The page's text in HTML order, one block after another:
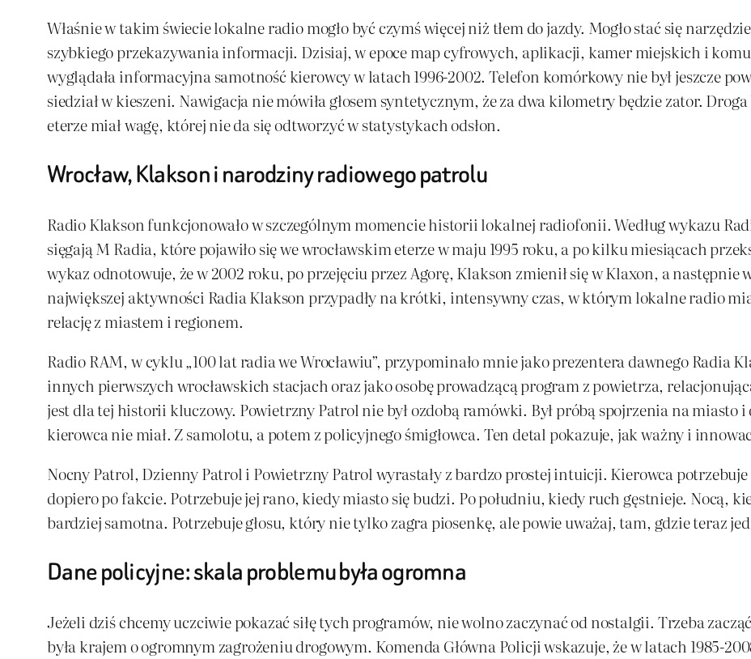
Właśnie w takim świecie lokalne radio mogło być czymś więcej niż tłem do jazdy. Mogło stać się
szybkiego przekazywania informacji. Dzisiaj, w epoce map cyfrowych, aplikacji, kamer miejskich i
wyglądała informacyjna samotność kierowcy w latach 1996-2002. Telefon komórkowy nie był jeszcze
siedział w kieszeni. Nawigacja nie mówiła głosem syntetycznym, że za dwa kilometry będzie zator.
eterze miał wagę, której nie da się odtworzyć w statystykach odsłon.
Wrocław, Klakson i narodziny radiowego patrolu
Radio Klakson funkcjonowało w szczególnym momencie historii lokalnej radiofonii. Według wykazu
sięgają M Radia, które pojawiło się we wrocławskim eterze w maju 1995 roku, a po kilku miesiącach
wykaz odnotowuje, że w 2002 roku, po przejęciu przez Agorę, Klakson zmienił się w Klaxon, a następnie
największej aktywności Radia Klakson przypadły na krótki, intensywny czas, w którym lokalne radio
relację z miastem i regionem.
Radio RAM, w cyklu „100 lat radia we Wrocławiu”, przypominało mnie jako prezentera dawnego Radia
innych pierwszych wrocławskich stacjach oraz jako osobę prowadzącą program z powietrza,
jest dla tej historii kluczowy. Powietrzny Patrol nie był ozdobą ramówki. Był próbą spojrzenia na miasto
kierowca nie miał. Z samolotu, a potem z policyjnego śmigłowca. Ten detal pokazuje, jak ważny i
Nocny Patrol, Dzienny Patrol i Powietrzny Patrol wyrastały z bardzo prostej intuicji. Kierowca
dopiero po fakcie. Potrzebuje jej rano, kiedy miasto się budzi. Po południu, kiedy ruch gęstnieje. Nocą,
bardziej samotna. Potrzebuje głosu, który nie tylko zagra piosenkę, ale powie uważaj, tam, gdzie teraz
Dane policyjne: skala problemu była ogromna
Jeżeli dziś chcemy uczciwie pokazać siłę tych programów, nie wolno zaczynać od nostalgii. Trzeba
była krajem o ogromnym zagrożeniu drogowym. Komenda Główna Policji wskazuje, że w latach 1985-